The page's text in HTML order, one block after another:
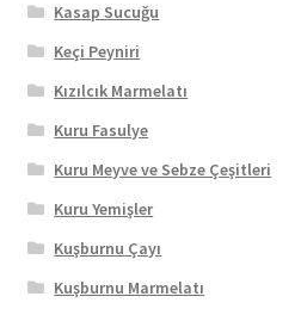
Kasap Sucuğu
Keçi Peyniri
Kızılcık Marmelatı
Kuru Fasulye
Kuru Meyve ve Sebze Çeşitleri
Kuru Yemişler
Kuşburnu Çayı
Kuşburnu Marmelatı